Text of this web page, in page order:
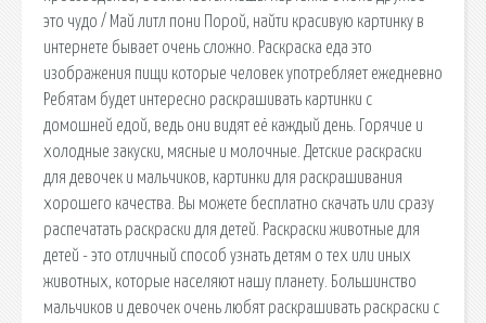
это чудо / Май литл пони Порой, найти красивую картинку в
интернете бывает очень сложно. Раскраска еда это
изображения пищи которые человек употребляет ежедневно
Ребятам будет интересно раскрашивать картинки с
домошней едой, ведь они видят её каждый день. Горячие и
холодные закуски, мясные и молочные. Детские раскраски
для девочек и мальчиков, картинки для раскрашивания
хорошего качества. Вы можете бесплатно скачать или сразу
распечатать раскраски для детей. Раскраски животные для
детей - это отличный способ узнать детям о тех или иных
животных, которые населяют нашу планету. Большинство
мальчиков и девочек очень любят раскрашивать раскраски с